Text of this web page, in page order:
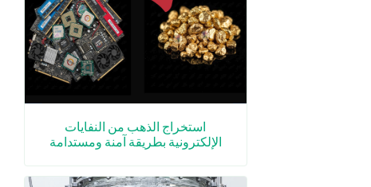
استخراج الذهب من النفايات
الإلكترونية بطريقة آمنة ومستدامة